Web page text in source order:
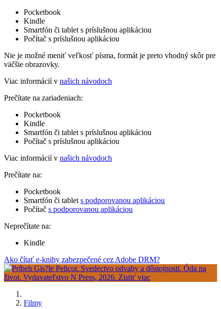
Pocketbook
Kindle
Smartfón či tablet s príslušnou aplikáciou
Počítač s príslušnou aplikáciou
Nie je možné meniť veľkosť písma, formát je preto vhodný skôr pre
väčšie obrazovky.
Viac informácií v našich návodoch
Prečítate na zariadeniach:
Pocketbook
Kindle
Smartfón či tablet s príslušnou aplikáciou
Počítač s príslušnou aplikáciou
Viac informácií v našich návodoch
Prečítate na:
Pocketbook
Smartfón či tablet s podporovanou aplikáciou
Počítač s podporovanou aplikáciou
Neprečítate na:
Kindle
Ako čítať e-knihy zabezpečené cez Adobe DRM?
Filmy